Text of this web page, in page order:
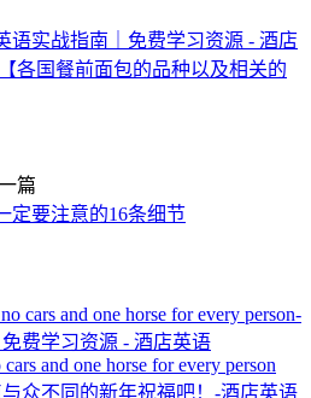
语实战指南｜免费学习资源 - 酒店
各国餐前面包的品种以及相关的
篇
定要注意的16条细节
and one horse for every person